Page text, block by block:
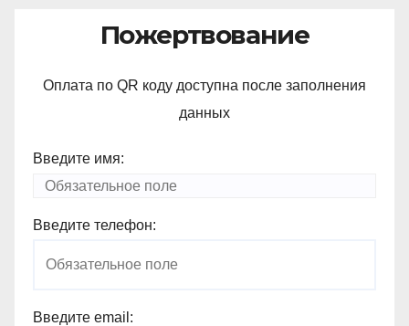
Пожертвование
Оплата по QR коду доступна после заполнения
данных
Введите имя:
Введите телефон:
Введите email: